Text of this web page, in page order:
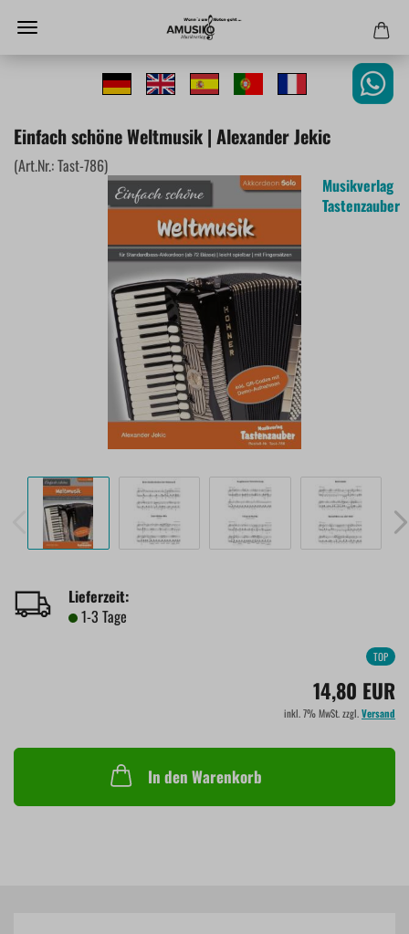
Einfach schöne Weltmusik | Alexander Jekic
(Art.Nr.:Tast-786)
Musikverlag
Tastenzauber
Lieferzeit:
1-3 Tage
TOP
14,80 EUR
inkl. 7% MwSt. zzgl.Versand
In den Warenkorb